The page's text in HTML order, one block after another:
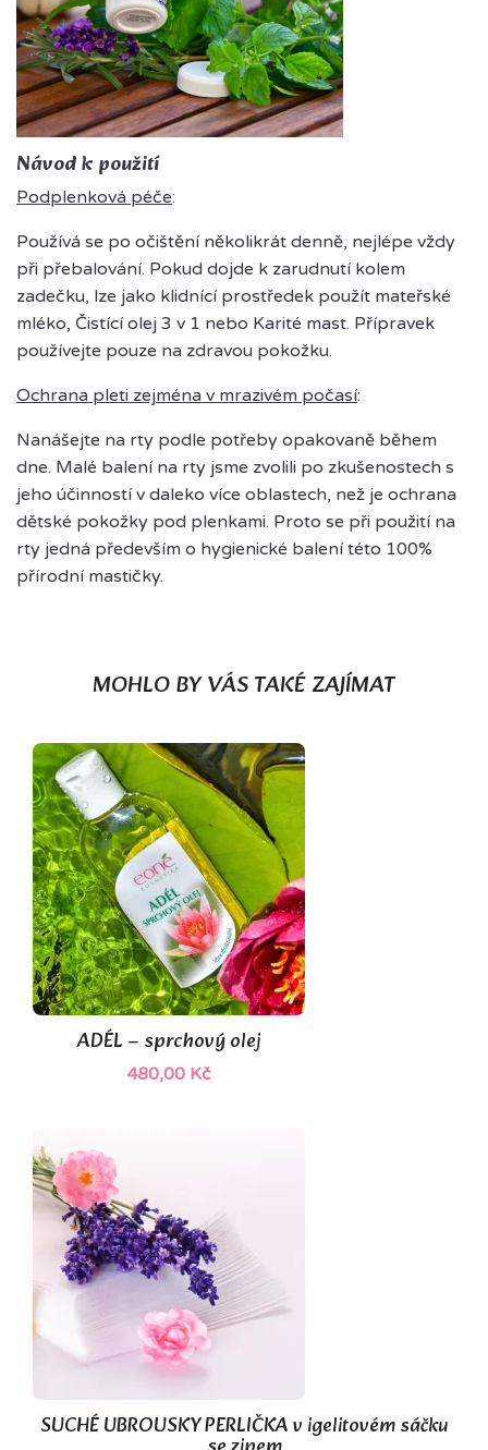
Návod k použití
Podplenková péče:
Používá se po očištění několikrát denně, nejlépe vždy
při přebalování. Pokud dojde k zarudnutí kolem
zadečku, lze jako klidnící prostředek použít mateřské
mléko, Čistící olej 3 v 1 nebo Karité mast. Přípravek
používejte pouze na zdravou pokožku.
Ochrana pleti zejména v mrazivém počasí:
Nanášejte na rty podle potřeby opakovaně během
dne. Malé balení na rty jsme zvolili po zkušenostech s
jeho účinností v daleko více oblastech, než je ochrana
dětské pokožky pod plenkami. Proto se při použití na
rty jedná především o hygienické balení této 100%
přírodní mastičky.
MOHLO BY VÁS TAKÉ ZAJÍMAT
ADÉL – sprchový olej
480,00 Kč
SUCHÉ UBROUSKY PERLIČKA v igelitovém sáčku